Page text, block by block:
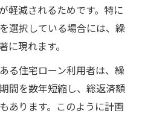
軽減されるためです。特に
選択している場合には、繰
に現れます。
る住宅ローン利用者は、繰
間を数年短縮し、総返済額
あります。このように計画